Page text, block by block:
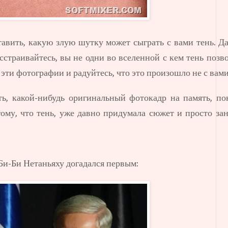
какую злую шутку может сыграть с вами тень.
вы не одни во вселенной с кем тень
фотографии и радуйтесь, что это произошло не с
какой-нибудь оригинальный фотокадр на память,
что тень, уже давно придумала сюжет и просто
Би Нетаньяху догадался первым: